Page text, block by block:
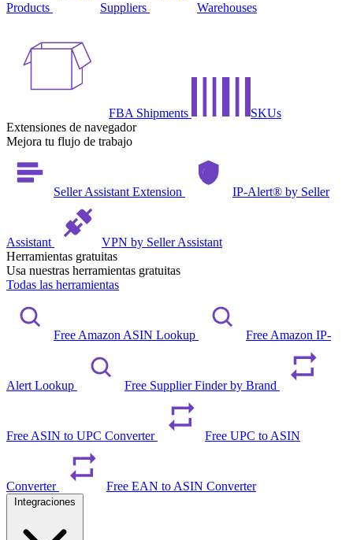
Products Suppliers Warehouses
FBA Shipments
SKUs
Extensiones de navegador
Mejora tu flujo de trabajo
Seller Assistant Extension IP-Alert® by Seller
Assistant
VPN by Seller Assistant
Herramientas gratuitas
Usa nuestras herramientas gratuitas
Todas las herramientas
Free Amazon ASIN Lookup Free Amazon IP-
Alert Lookup Free Supplier Finder by Brand
Free ASIN to UPC Converter Free UPC to ASIN
Converter Free EAN to ASIN Converter